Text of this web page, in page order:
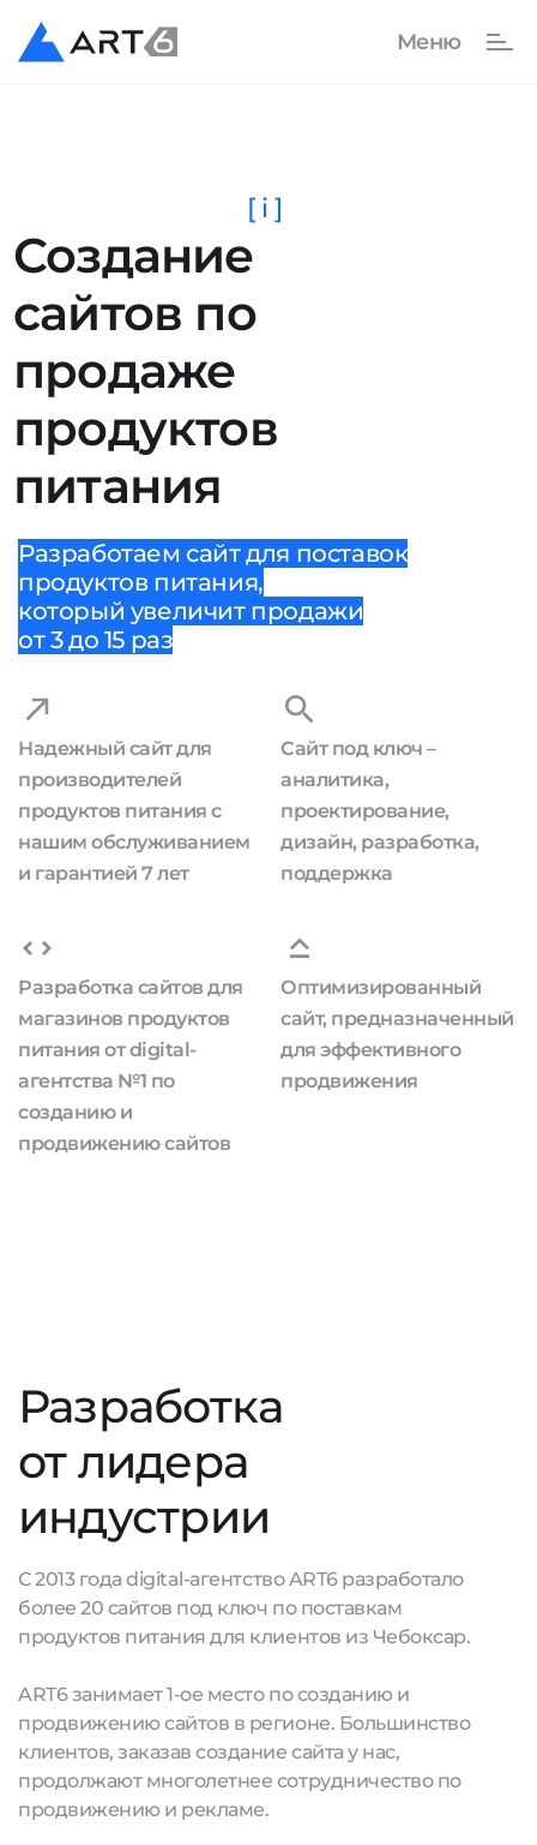
Создание
сайтов по
продаже
продуктов
питания
[ i ]
Разработаем сайт для поставок
продуктов питания,
который увеличит продажи
от 3 до 15 раз
Надежный сайт для
производителей
продуктов питания с
нашим обслуживанием
и гарантией 7 лет
Сайт под ключ –
аналитика,
проектирование,
дизайн, разработка,
поддержка
Разработка сайтов для
магазинов продуктов
питания от digital-
агентства №1 по
созданию и
продвижению сайтов
Оптимизированный
сайт, предназначенный
для эффективного
продвижения
Разработка
от лидера
индустрии
С 2013 года digital-агентство ART6 разработало
более 20 сайтов под ключ по поставкам
продуктов питания для клиентов из Чебоксар.
ART6 занимает 1-ое место по созданию и
продвижению сайтов в регионе. Большинство
клиентов, заказав создание сайта у нас,
продолжают многолетнее сотрудничество по
продвижению и рекламе.